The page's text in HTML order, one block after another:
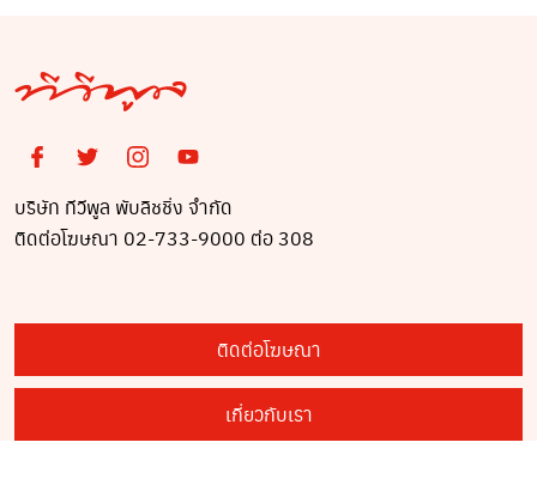
บริษัท ทีวีพูล พับลิชชิ่ง จำกัด
ติดต่อโฆษณา 02-733-9000 ต่อ 308
ติดต่อโฆษณา
เกี่ยวกับเรา